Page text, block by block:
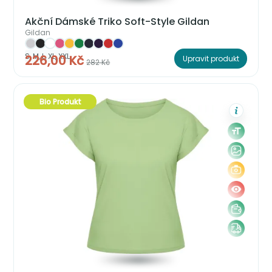
Akční Dámské Triko Soft-Style Gildan
Gildan
S, M, L, XL, XXL
226,00 Kč 282 Kč Upravit produkt
Bio Produkt